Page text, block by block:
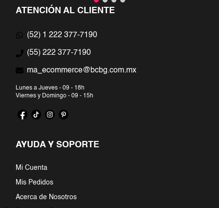
ATENCIÓN AL CLIENTE
(52) 1 222 377-7190
(55) 222 377-7190
ma_ecommerce@bcbg.com.mx
Lunes a Jueves - 09 - 18h
Viernes y Domingo - 09 - 15h
AYUDA Y SOPORTE
Mi Cuenta
Mis Pedidos
Acerca de Nosotros